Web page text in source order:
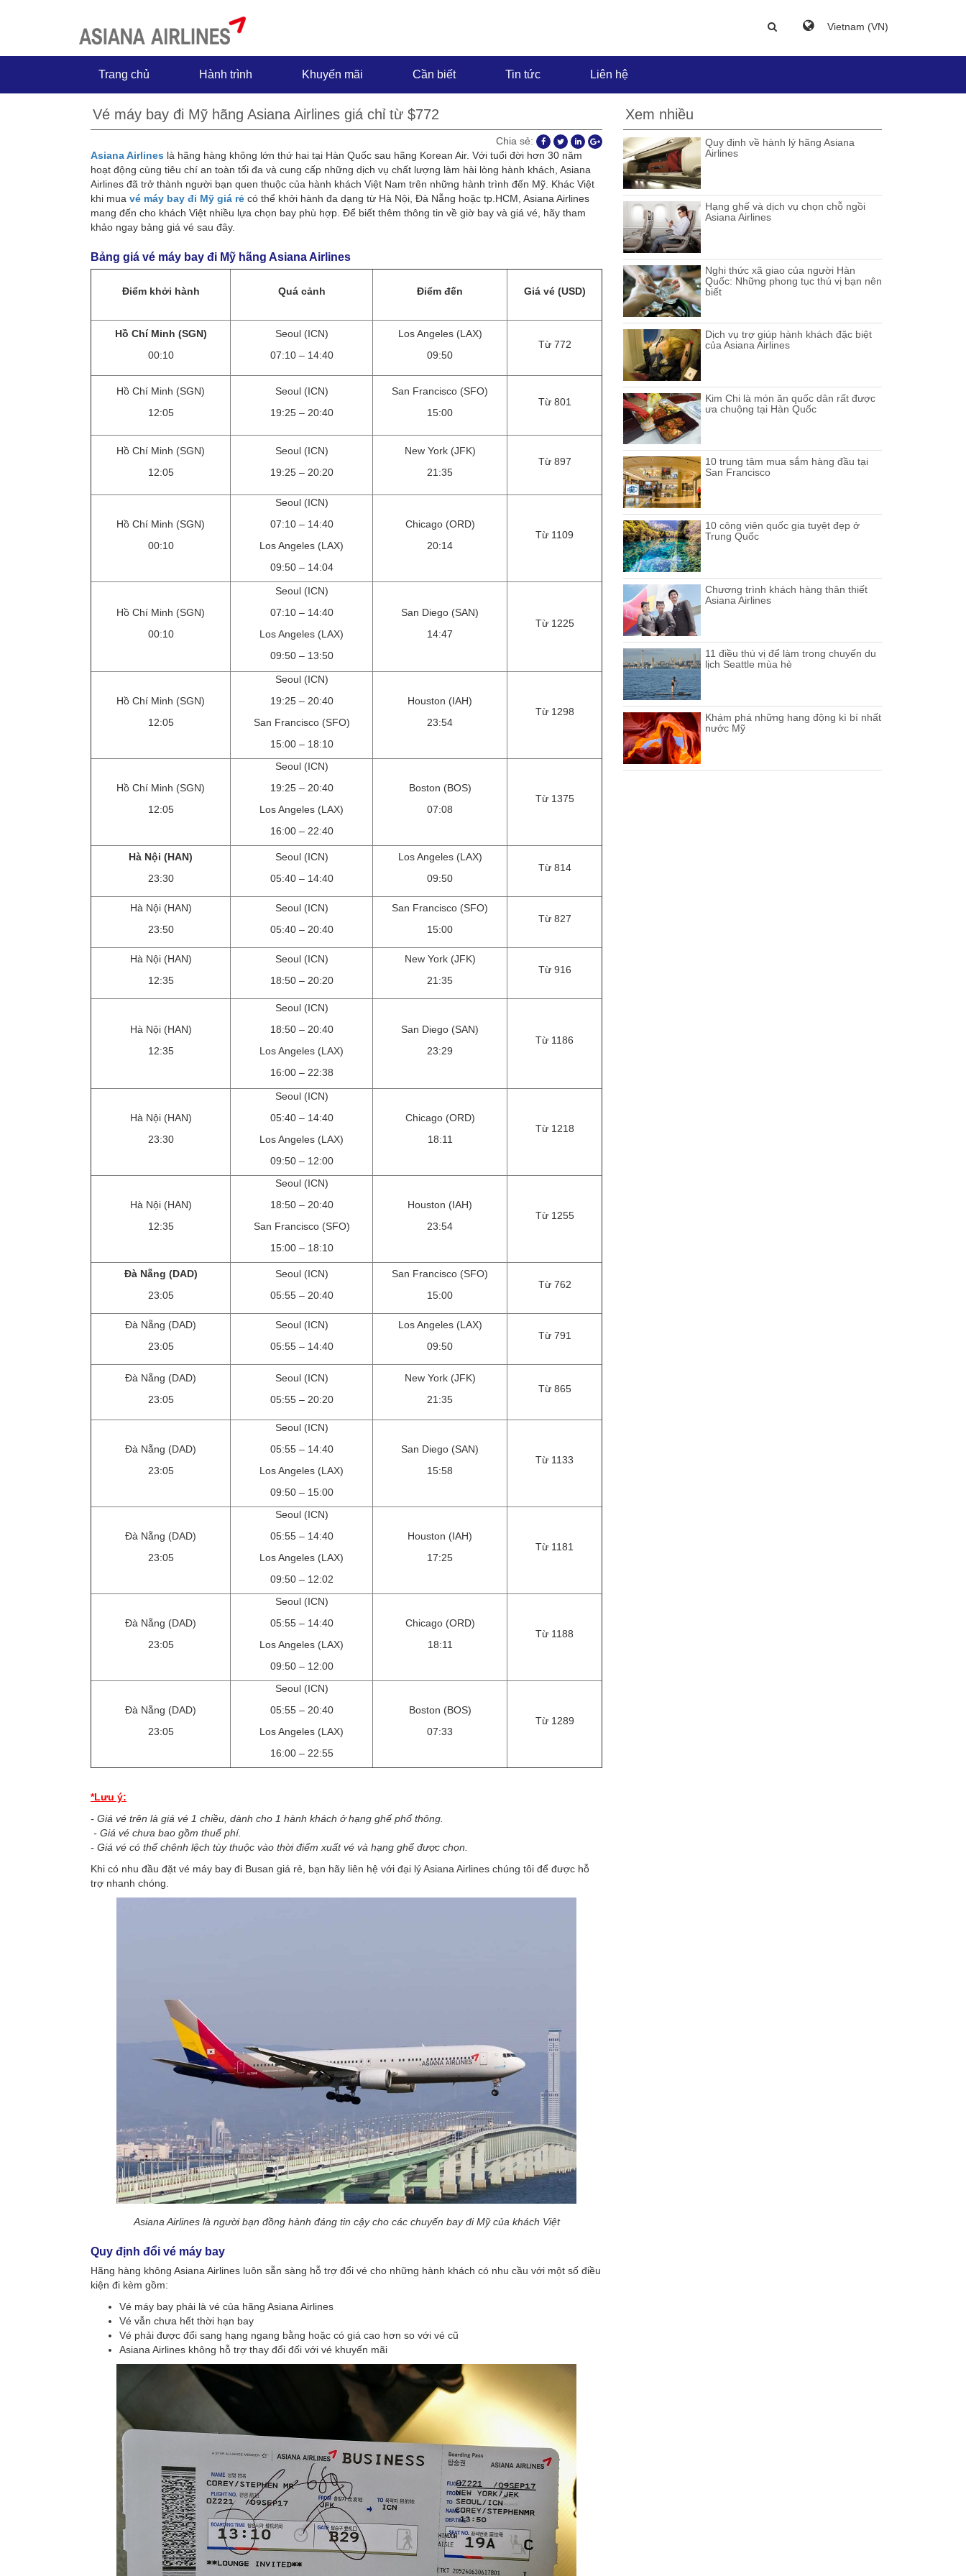
Vietnam (VN)
Trang chủ Hành trình Khuyến mãi Cần biết Tin tức Liên hệ
Vé máy bay đi Mỹ hãng Asiana Airlines giá chỉ từ $772
Chia sẻ:
Asiana Airlines là hãng hàng không lớn thứ hai tại Hàn Quốc sau hãng Korean Air. Với tuổi đời hơn 30 năm
hoạt động cùng tiêu chí an toàn tối đa và cung cấp những dịch vụ chất lượng làm hài lòng hành khách, Asiana
Airlines đã trở thành người bạn quen thuộc của hành khách Việt Nam trên những hành trình đến Mỹ. Khác Việt
khi mua vé máy bay đi Mỹ giá rẻ có thể khởi hành đa dạng từ Hà Nội, Đà Nẵng hoặc tp.HCM, Asiana Airlines
mang đến cho khách Việt nhiều lựa chọn bay phù hợp. Để biết thêm thông tin về giờ bay và giá vé, hãy tham
khảo ngay bảng giá vé sau đây.
Bảng giá vé máy bay đi Mỹ hãng Asiana Airlines
Điểm khởi hành Quá cảnh Điểm đến Giá vé (USD)
Hồ Chí Minh (SGN)
00:10
Seoul (ICN)
07:10 – 14:40
Los Angeles (LAX)
09:50
Từ 772
Hồ Chí Minh (SGN)
12:05
Seoul (ICN)
19:25 – 20:40
San Francisco (SFO)
15:00
Từ 801
Hồ Chí Minh (SGN)
12:05
Seoul (ICN)
19:25 – 20:20
New York (JFK)
21:35
Từ 897
Hồ Chí Minh (SGN)
00:10
Seoul (ICN)
07:10 – 14:40
Los Angeles (LAX)
09:50 – 14:04
Chicago (ORD)
20:14
Từ 1109
Hồ Chí Minh (SGN)
00:10
Seoul (ICN)
07:10 – 14:40
Los Angeles (LAX)
09:50 – 13:50
San Diego (SAN)
14:47
Từ 1225
Hồ Chí Minh (SGN)
12:05
Seoul (ICN)
19:25 – 20:40
San Francisco (SFO)
15:00 – 18:10
Houston (IAH)
23:54
Từ 1298
Hồ Chí Minh (SGN)
12:05
Seoul (ICN)
19:25 – 20:40
Los Angeles (LAX)
16:00 – 22:40
Boston (BOS)
07:08
Từ 1375
Hà Nội (HAN)
23:30
Seoul (ICN)
05:40 – 14:40
Los Angeles (LAX)
09:50
Từ 814
Hà Nội (HAN)
23:50
Seoul (ICN)
05:40 – 20:40
San Francisco (SFO)
15:00
Từ 827
Hà Nội (HAN)
12:35
Seoul (ICN)
18:50 – 20:20
New York (JFK)
21:35
Từ 916
Hà Nội (HAN)
12:35
Seoul (ICN)
18:50 – 20:40
Los Angeles (LAX)
16:00 – 22:38
San Diego (SAN)
23:29
Từ 1186
Hà Nội (HAN)
23:30
Seoul (ICN)
05:40 – 14:40
Los Angeles (LAX)
09:50 – 12:00
Chicago (ORD)
18:11
Từ 1218
Hà Nội (HAN)
12:35
Seoul (ICN)
18:50 – 20:40
San Francisco (SFO)
15:00 – 18:10
Houston (IAH)
23:54
Từ 1255
Đà Nẵng (DAD)
23:05
Seoul (ICN)
05:55 – 20:40
San Francisco (SFO)
15:00
Từ 762
Đà Nẵng (DAD)
23:05
Seoul (ICN)
05:55 – 14:40
Los Angeles (LAX)
09:50
Từ 791
Đà Nẵng (DAD)
23:05
Seoul (ICN)
05:55 – 20:20
New York (JFK)
21:35
Từ 865
Đà Nẵng (DAD)
23:05
Seoul (ICN)
05:55 – 14:40
Los Angeles (LAX)
09:50 – 15:00
San Diego (SAN)
15:58
Từ 1133
Đà Nẵng (DAD)
23:05
Seoul (ICN)
05:55 – 14:40
Los Angeles (LAX)
09:50 – 12:02
Houston (IAH)
17:25
Từ 1181
Đà Nẵng (DAD)
23:05
Seoul (ICN)
05:55 – 14:40
Los Angeles (LAX)
09:50 – 12:00
Chicago (ORD)
18:11
Từ 1188
Đà Nẵng (DAD)
23:05
Seoul (ICN)
05:55 – 20:40
Los Angeles (LAX)
16:00 – 22:55
Boston (BOS)
07:33
Từ 1289
*Lưu ý:
- Giá vé trên là giá vé 1 chiều, dành cho 1 hành khách ở hạng ghế phổ thông.
- Giá vé chưa bao gồm thuế phí.
- Giá vé có thể chênh lệch tùy thuộc vào thời điểm xuất vé và hạng ghế được chọn.
Khi có nhu đầu đặt vé máy bay đi Busan giá rẻ, bạn hãy liên hệ với đại lý Asiana Airlines chúng tôi để được hỗ
trợ nhanh chóng.
Asiana Airlines là người bạn đồng hành đáng tin cậy cho các chuyến bay đi Mỹ của khách Việt
Quy định đổi vé máy bay
Hãng hàng không Asiana Airlines luôn sẵn sàng hỗ trợ đổi vé cho những hành khách có nhu cầu với một số điều
kiện đi kèm gồm:
Vé máy bay phải là vé của hãng Asiana Airlines
Vé vẫn chưa hết thời hạn bay
Vé phải được đổi sang hạng ngang bằng hoặc có giá cao hơn so với vé cũ
Asiana Airlines không hỗ trợ thay đổi đối với vé khuyến mãi
Xem nhiều
Quy định về hành lý hãng Asiana
Airlines
Hạng ghế và dịch vụ chọn chỗ ngồi
Asiana Airlines
Nghi thức xã giao của người Hàn
Quốc: Những phong tục thú vị bạn nên
biết
Dịch vụ trợ giúp hành khách đặc biệt
của Asiana Airlines
Kim Chi là món ăn quốc dân rất được
ưa chuộng tại Hàn Quốc
10 trung tâm mua sắm hàng đầu tại
San Francisco
10 công viên quốc gia tuyệt đẹp ở
Trung Quốc
Chương trình khách hàng thân thiết
Asiana Airlines
11 điều thú vị để làm trong chuyến du
lịch Seattle mùa hè
Khám phá những hang động kì bí nhất
nước Mỹ